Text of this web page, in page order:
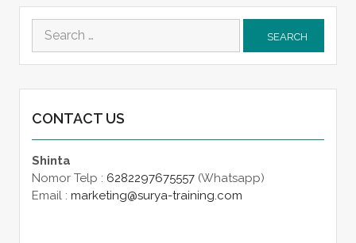
Search
for:
CONTACT US
Shinta
Nomor Telp : 6282297675557(Whatsapp)
Email : marketing@surya-training.com